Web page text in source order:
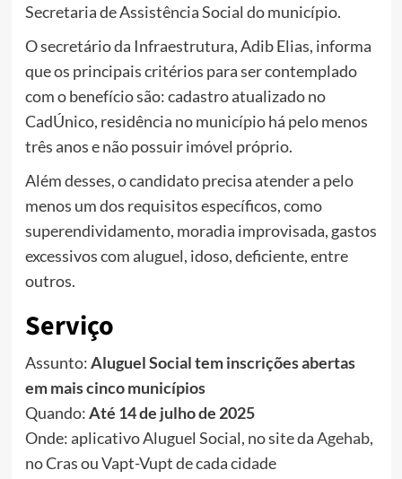
Secretaria de Assistência Social do município.
O secretário da Infraestrutura, Adib Elias, informa
que os principais critérios para ser contemplado
com o benefício são: cadastro atualizado no
CadÚnico, residência no município há pelo menos
três anos e não possuir imóvel próprio.
Além desses, o candidato precisa atender a pelo
menos um dos requisitos específicos, como
superendividamento, moradia improvisada, gastos
excessivos com aluguel, idoso, deficiente, entre
outros.
Serviço
Assunto:Aluguel Social tem inscrições abertas
em mais cinco municípios
Quando:Até 14 de julho de 2025
Onde: aplicativo Aluguel Social, no site daAgehab,
no Cras ou Vapt-Vupt de cada cidade